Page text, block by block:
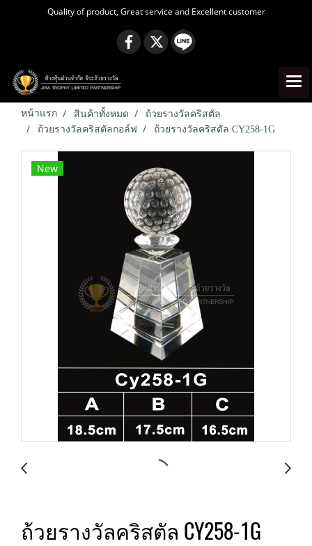
Quality of product, Great service and Excellent customer
หน้าแรก สินค้าทั้งหมด
ถ้วยรางวัลคริสตัล
ถ้วยรางวัลคริสตัลกอล์ฟ
ถ้วยรางวัลคริสตัล CY258-1G
New
ถ้วยรางวัลคริสตัล CY258-1G